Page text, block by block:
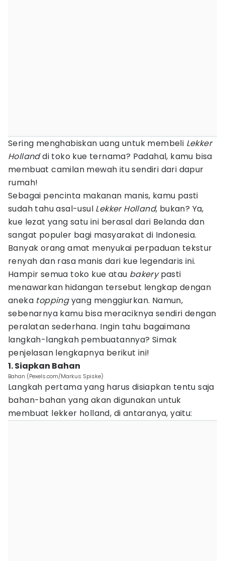
Sering menghabiskan uang untuk membeli Lekker
Hollanddi toko kue ternama? Padahal, kamu bisa
membuat camilan mewah itu sendiri dari dapur
rumah!
Sebagai pencinta makanan manis, kamu pasti
sudah tahu asal-usul Lekker Holland, bukan? Ya,
kue lezat yang satu ini berasal dari Belanda dan
sangat populer bagi masyarakat di Indonesia.
Banyak orang amat menyukai perpaduan tekstur
renyah dan rasa manis dari kue legendaris ini.
Hampir semua toko kue atau bakerypasti
menawarkan hidangan tersebut lengkap dengan
aneka toppingyang menggiurkan. Namun,
sebenarnya kamu bisa meraciknya sendiri dengan
peralatan sederhana. Ingin tahu bagaimana
langkah-langkah pembuatannya? Simak
penjelasan lengkapnya berikut ini!
1. Siapkan Bahan
Bahan (Pexels.com/Markus Spiske)
Langkah pertama yang harus disiapkan tentu saja
bahan-bahan yang akan digunakan untuk
membuat lekker holland, di antaranya, yaitu: